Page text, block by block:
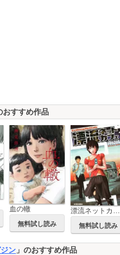
おすすめ作品
血の轍
無料試し読み
漂流ネットカフェ
無料試し読み
ン 」のおすすめ作品